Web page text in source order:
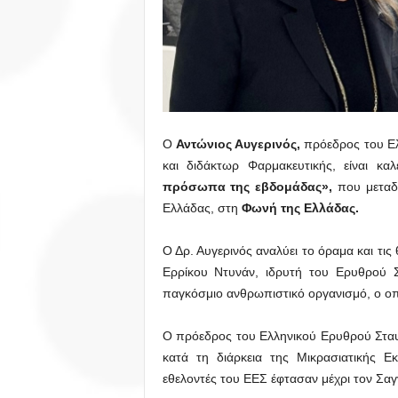
Ο Αντώνιος Αυγερινός, πρόεδρος του
και διδάκτωρ Φαρμακευτικής, είναι
πρόσωπα της εβδομάδας», που
Ελλάδας, στη Φωνή της Ελλάδας.
Ο Δρ. Αυγερινός αναλύει το όραμα και τις
Ερρίκου Ντυνάν, ιδρυτή του Ερυθρού
παγκόσμιο ανθρωπιστικό οργανισμό, ο
Ο πρόεδρος του Ελληνικού Ερυθρού
κατά τη διάρκεια της Μικρασιατικής
εθελοντές του ΕΕΣ έφτασαν μέχρι τον